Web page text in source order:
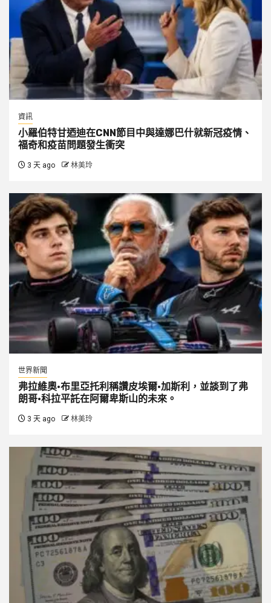
資訊
小羅伯特甘迺迪在CNN節目中與達娜巴什就新冠疫情、
福奇和疫苗問題發生衝突
3 天 ago 林美玲
世界新聞
弗拉維奧·布里亞托利稱讚皮埃爾·加斯利，並談到了弗
朗哥·科拉平託在阿爾卑斯山的未來。
3 天 ago 林美玲